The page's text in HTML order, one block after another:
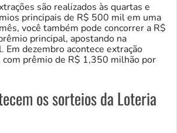
são realizados às quartas e
principais de R$ 500 mil em uma
você também pode concorrer a R$
principal, apostando na
Em dezembro acontece extração
com prêmio de R$ 1,350 milhão por
os sorteios da Loteria